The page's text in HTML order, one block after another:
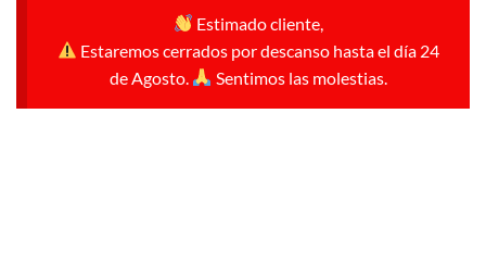
Estimado cliente,
Estaremos cerrados por descanso hasta el día 24
de Agosto.
Sentimos las molestias.